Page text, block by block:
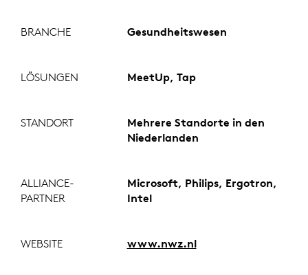
BRANCHE Gesundheitswesen
LÖSUNGEN MeetUp, Tap
STANDORT
Mehrere Standorte in den
Niederlanden
ALLIANCE-
PARTNER
Microsoft, Philips, Ergotron,
Intel
WEBSITE www.nwz.nl